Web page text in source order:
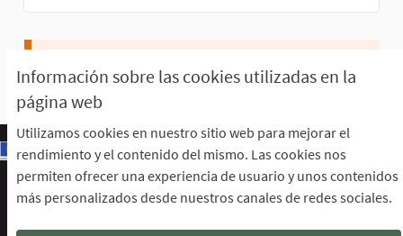
Información sobre las cookies utilizadas en la
página web
Utilizamos cookies en nuestro sitio web para mejorar el
rendimiento y el contenido del mismo. Las cookies nos
permiten ofrecer una experiencia de usuario y unos contenidos
más personalizados desde nuestros canales de redes sociales.
Escuela de Participación Ciudadana
Área de Participación Ciudadana